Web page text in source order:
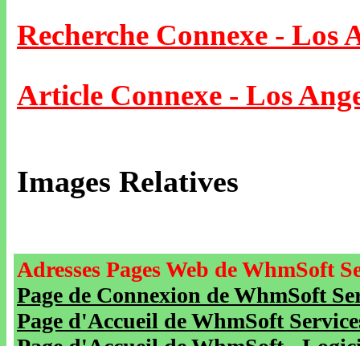
Recherche Connexe - Los
Article Connexe - Los
Images Relatives
Adresses Pages Web de WhmSoft
Page de Connexion de WhmSoft
Page d'Accueil de WhmSoft